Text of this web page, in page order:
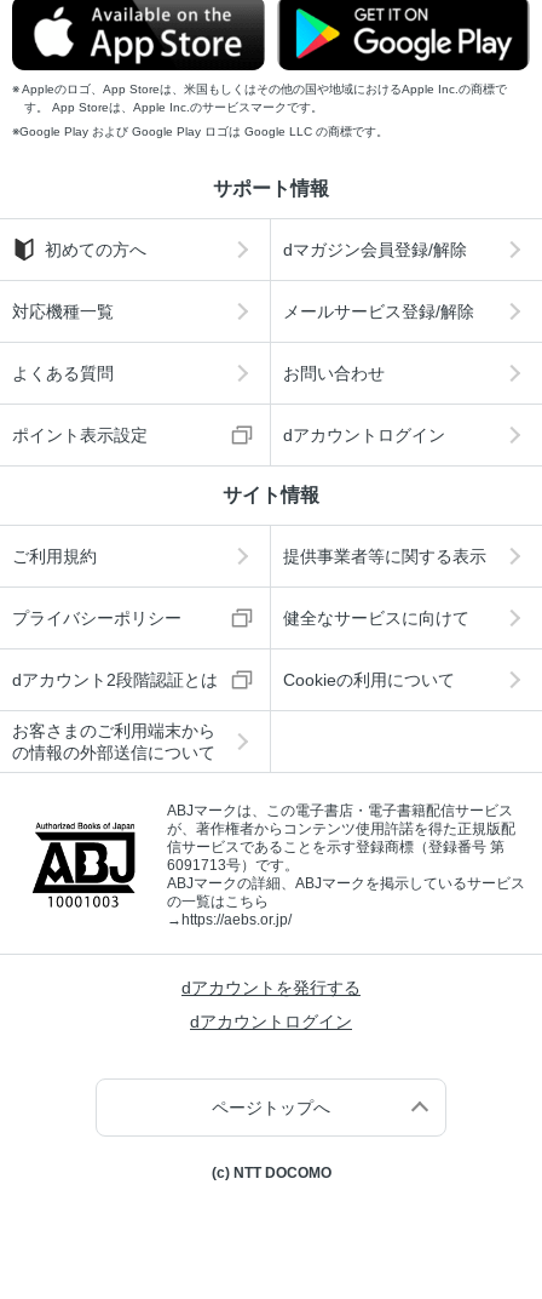
Appleのロゴ、App Storeは、米国もしくはその他の国や地域におけるApple Inc.の商標で
す。 App Storeは、Apple Inc.のサービスマークです。
Google Play および Google Play ロゴは Google LLC の商標です。
サポート情報
初めての方へ dマガジン会員登録/解除
対応機種一覧 メールサービス登録/解除
よくある質問 お問い合わせ
ポイント表示設定 dアカウントログイン
サイト情報
ご利用規約 提供事業者等に関する表示
プライバシーポリシー 健全なサービスに向けて
dアカウント2段階認証とは Cookieの利用について
お客さまのご利用端末から
の情報の外部送信について
ABJマークは、この電子書店・電子書籍配信サービス
が、著作権者からコンテンツ使用許諾を得た正規版配
信サービスであることを示す登録商標（登録番号 第
6091713号）です。
ABJマークの詳細、ABJマークを掲示しているサービス
の一覧はこちら
→https://aebs.or.jp/
dアカウントを発行する
dアカウントログイン
ページトップへ
(c) NTT DOCOMO